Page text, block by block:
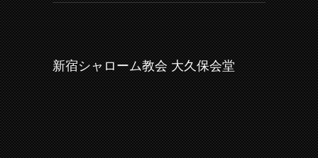
新宿シャローム教会 大久保会堂